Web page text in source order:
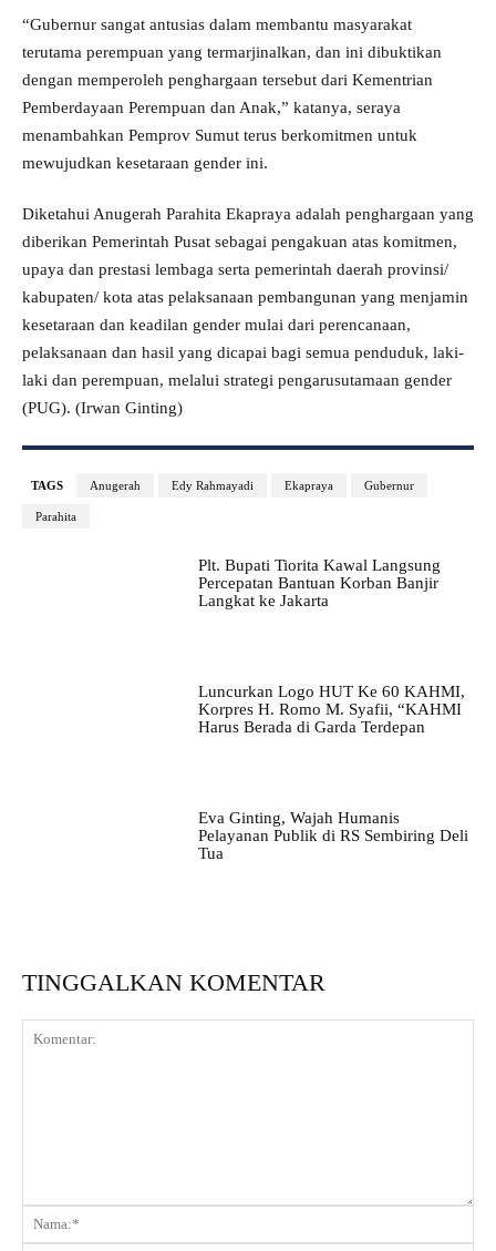
“Gubernur sangat antusias dalam membantu masyarakat
terutama perempuan yang termarjinalkan, dan ini dibuktikan
dengan memperoleh penghargaan tersebut dari Kementrian
Pemberdayaan Perempuan dan Anak,” katanya, seraya
menambahkan Pemprov Sumut terus berkomitmen untuk
mewujudkan kesetaraan gender ini.
Diketahui Anugerah Parahita Ekapraya adalah penghargaan yang
diberikan Pemerintah Pusat sebagai pengakuan atas komitmen,
upaya dan prestasi lembaga serta pemerintah daerah provinsi/
kabupaten/ kota atas pelaksanaan pembangunan yang menjamin
kesetaraan dan keadilan gender mulai dari perencanaan,
pelaksanaan dan hasil yang dicapai bagi semua penduduk, laki-
laki dan perempuan, melalui strategi pengarusutamaan gender
(PUG). (Irwan Ginting)
TAGS Anugerah Edy Rahmayadi Ekapraya Gubernur
Parahita
Plt. Bupati Tiorita Kawal Langsung
Percepatan Bantuan Korban Banjir
Langkat ke Jakarta
Luncurkan Logo HUT Ke 60 KAHMI,
Korpres H. Romo M. Syafii, “KAHMI
Harus Berada di Garda Terdepan
Eva Ginting, Wajah Humanis
Pelayanan Publik di RS Sembiring Deli
Tua
TINGGALKAN KOMENTAR
Komentar: